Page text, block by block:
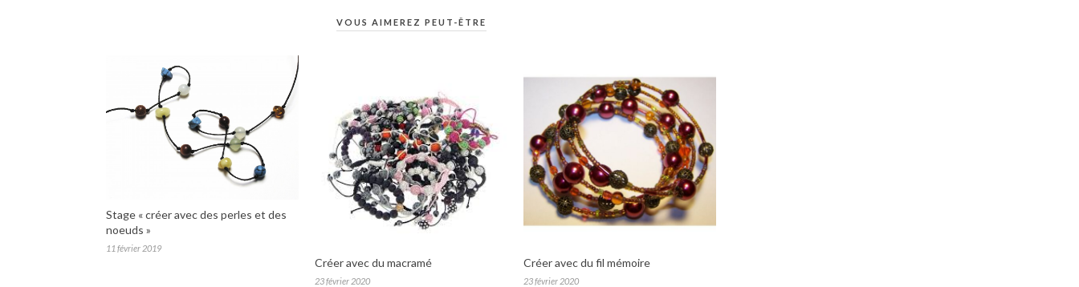
VOUS AIMEREZ PEUT-ÊTRE
Stage « créer avec des perles et des
noeuds »
11 février 2019
Créer avec du macramé
23 février 2020
Créer avec du fil mémoire
23 février 2020